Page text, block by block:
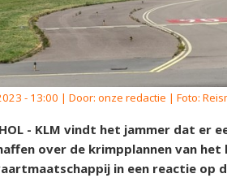
- 13:00 | Door: onze redactie | Foto:
- KLM vindt het jammer dat er
over de krimpplannen van
in een reactie op